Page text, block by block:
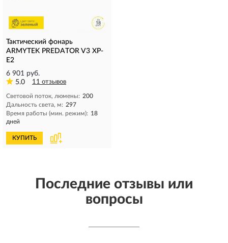
Тактический фонарь
ARMYTEK PREDATOR V3 XP-
E2
6 901 руб.
5.0
11 отзывов
Световой поток, люмены: 200
Дальность света, м: 297
Время работы (мин. режим): 18
дней
КУПИТЬ
Последние отзывы или
вопросы